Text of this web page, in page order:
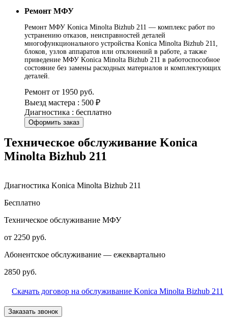
Ремонт МФУ
Ремонт МФУ Konica Minolta Bizhub 211 — комплекс работ по
устранению отказов, неисправностей деталей
многофункционального устройства Konica Minolta Bizhub 211,
блоков, узлов аппаратов или отклонений в работе, а также
приведение МФУ Konica Minolta Bizhub 211 в работоспособное
состояние без замены расходных материалов и комплектующих
деталей.
Ремонт от 1950 руб.
Выезд мастера : 500 ₽
Диагностика : бесплатно
Оформить заказ
Техническое обслуживание Konica
Minolta Bizhub 211
Диагностика Konica Minolta Bizhub 211
Бесплатно
Техническое обслуживание МФУ
от 2250 руб.
Абонентское обслуживание — ежеквартально
2850 руб.
Скачать договор на обслуживание Konica Minolta Bizhub 211
Заказать звонок